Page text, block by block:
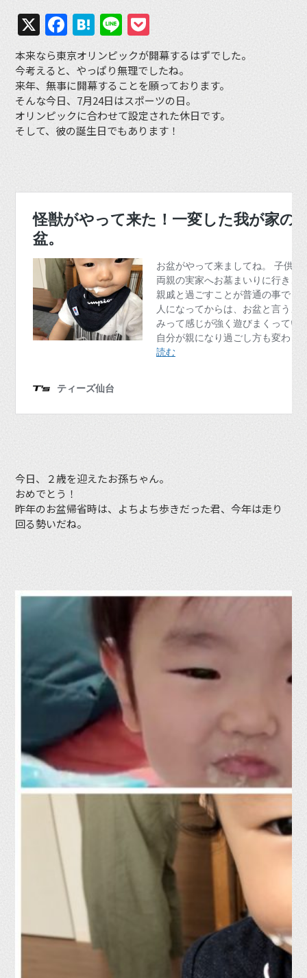
X Facebook
Hatena
Line
本来なら東京オリンピックが開幕するはずでした。
今考えると、やっぱり無理でしたね。
来年、無事に開幕することを願っております。
そんな今日、7月24日はスポーツの日。
オリンピックに合わせて設定された休日です。
そして、彼の誕生日でもあります！
今日、２歳を迎えたお孫ちゃん。
おめでとう！
昨年のお盆帰省時は、よちよち歩きだった君、今年は走り
回る勢いだね。